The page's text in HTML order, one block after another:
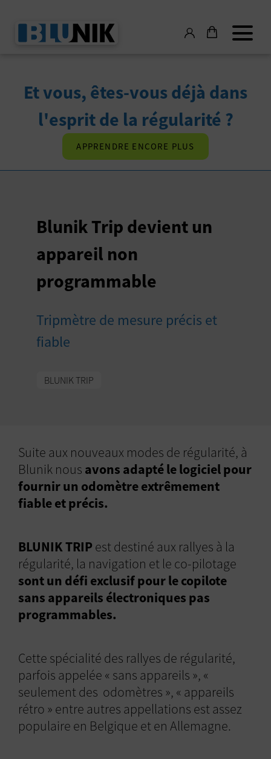
Et vous, êtes-vous déjà dans
l'esprit de la régularité ?
APPRENDRE ENCORE PLUS
Blunik Trip devient un
appareil non
programmable
Tripmètre de mesure précis et
fiable
BLUNIK TRIP
Suite aux nouveaux modes de régularité, à
Blunik nous avons adapté le logiciel pour
fournir un odomètre extrêmement
fiable et précis.
BLUNIK TRIP est destiné aux rallyes à la
régularité, la navigation et le co-pilotage
sont un défi exclusif pour le copilote
sans appareils électroniques pas
programmables.
Cette spécialité des rallyes de régularité,
parfois appelée « sans appareils », «
seulement des odomètres », « appareils
rétro » entre autres appellations est assez
populaire en Belgique et en Allemagne.